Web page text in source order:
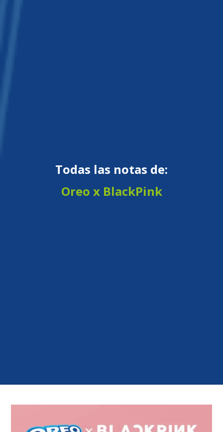
Todas las notas de:
Oreo x BlackPink